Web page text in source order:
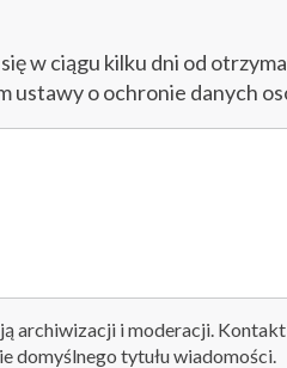
w ciągu kilku dni od
ustawy o ochronie danych
archiwizacji i moderacji.
domyślnego tytułu wiadomości.